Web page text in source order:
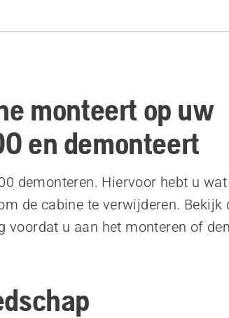
monteert op uw
en demonteert
demonteren. Hiervoor hebt u
de cabine te verwijderen. Bekijk
voordat u aan het monteren of